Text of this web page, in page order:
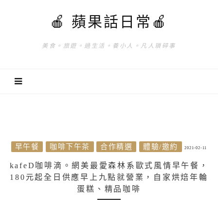
🍎 蘋果話日常🍎
美食。旅遊。過生活。養小人。凡人瑣碎事
早午餐 咖啡下午茶 合作精選 體驗/邀約 2021-02-11
kafeD咖啡滴。網美最愛森林系歐式風情早午餐，
180元起全日供應早上九點就營業，自家烘焙年輪
蛋糕、精品咖啡